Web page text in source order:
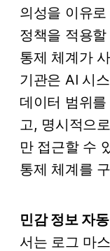
의성을 이유
정책을 적용
통제 체계가
기관은 AI 시
데이터 범위
고, 명시적으
만 접근할 수
통제 체계를
민감 정보 자
서는 로그 마